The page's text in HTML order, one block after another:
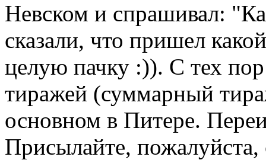
Невском и спрашивал:
сказали, что пришел
целую пачку :)). С тех
тиражей (суммарный
основном в Питере.
Присылайте,